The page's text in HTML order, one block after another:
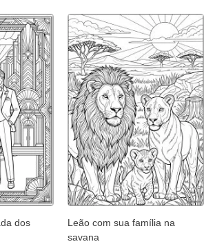
dos
Leão com sua família na
savana